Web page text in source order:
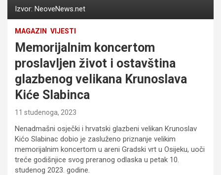
Izvor: NeoveNews.net
MAGAZIN VIJESTI
Memorijalnim koncertom
proslavljen život i ostavština
glazbenog velikana Krunoslava
Kiće Slabinca
11 studenoga, 2023
Nenadmašni osječki i hrvatski glazbeni velikan Krunoslav
Kićo Slabinac dobio je zasluženo priznanje velikim
memorijalnim koncertom u areni Gradski vrt u Osijeku, uoči
treće godišnjice svog preranog odlaska u petak 10.
studenog 2023. godine.